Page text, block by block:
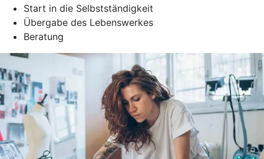
Start in die Selbstständigkeit
Übergabe des Lebenswerkes
Beratung